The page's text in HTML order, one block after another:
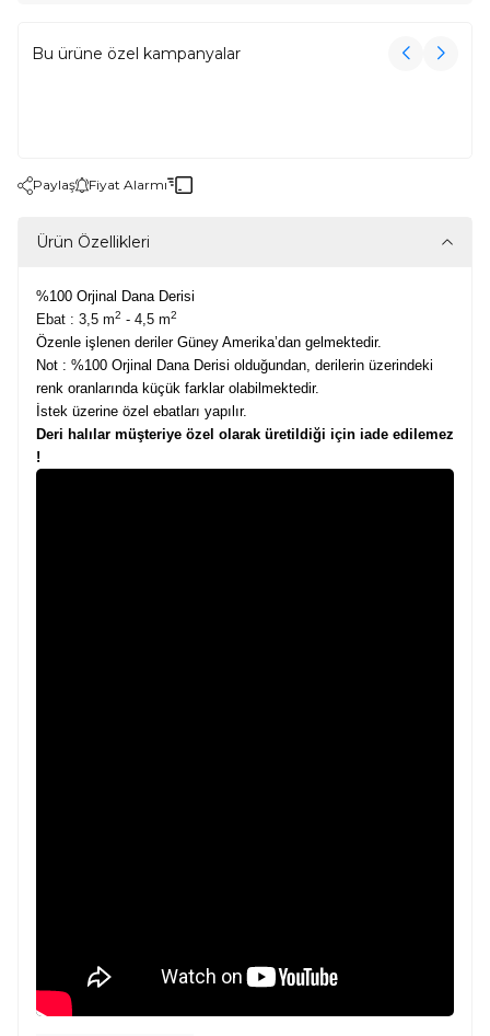
Bu ürüne özel kampanyalar
Paylaş Fiyat Alarmı
Ürün Özellikleri
%100 Orjinal Dana Derisi
Ebat : 3,5 m2 - 4,5 m2
Özenle işlenen deriler Güney Amerika’dan gelmektedir.
Not : %100 Orjinal Dana Derisi olduğundan, derilerin üzerindeki
renk oranlarında küçük farklar olabilmektedir.
İstek üzerine özel ebatları yapılır.
Deri halılar müşteriye özel olarak üretildiği için iade edilemez
!